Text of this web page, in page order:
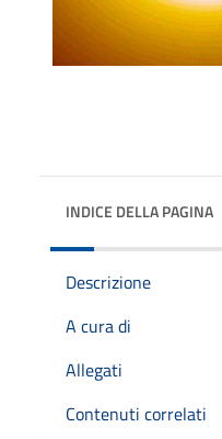
INDICE DELLA PAGINA
Descrizione
A cura di
Allegati
Contenuti correlati